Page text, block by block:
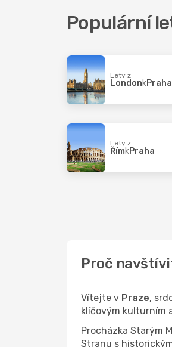
Populární
Lety z
LondonkPraha
Lety z
ŘímkPraha
Proč
Vítejte v Praze,
klíčovým kulturním
Procházka Starým
Stranu s